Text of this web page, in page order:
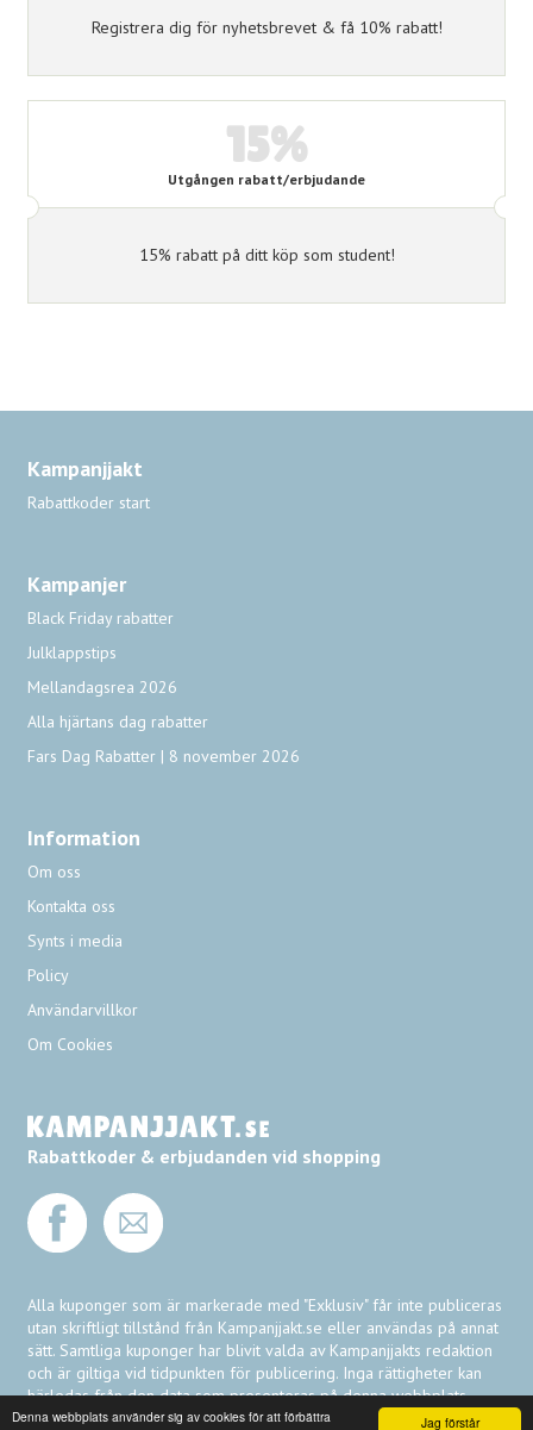
Jag förstår
Denna webbplats använder sig av cookies för att förbättra
Registrera dig för nyhetsbrevet & få 10% rabatt!
15%
Utgången rabatt/erbjudande
15% rabatt på ditt köp som student!
Kampanjjakt
Rabattkoder start
Kampanjer
Black Friday rabatter
Julklappstips
Mellandagsrea 2026
Alla hjärtans dag rabatter
Fars Dag Rabatter | 8 november 2026
Information
Om oss
Kontakta oss
Synts i media
Policy
Användarvillkor
Om Cookies
Rabattkoder & erbjudanden vid shopping
Alla kuponger som är markerade med "Exklusiv" får inte publiceras
utan skriftligt tillstånd från Kampanjjakt.se eller användas på annat
sätt. Samtliga kuponger har blivit valda av Kampanjjakts redaktion
och är giltiga vid tidpunkten för publicering. Inga rättigheter kan
härledas från den data som presenteras på denna webbplats.